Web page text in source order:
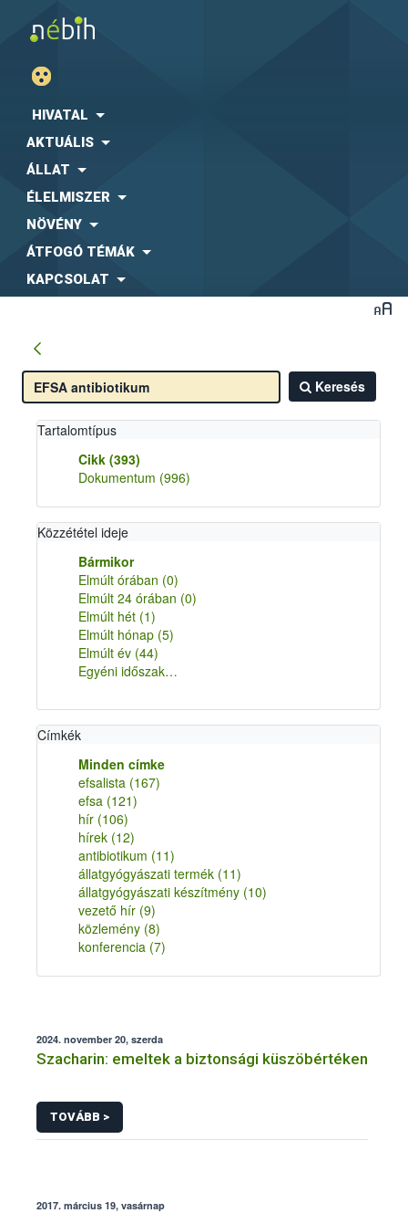
HIVATAL
AKTUÁLIS
ÁLLAT
ÉLELMISZER
NÖVÉNY
ÁTFOGÓ TÉMÁK
KAPCSOLAT
Keresés
Tartalomtípus
Cikk (393)
Dokumentum (996)
Közzététel ideje
Bármikor
Elmúlt órában (0)
Elmúlt 24 órában (0)
Elmúlt hét (1)
Elmúlt hónap (5)
Elmúlt év (44)
Egyéni időszak…
Címkék
Minden címke
efsalista (167)
efsa (121)
hír (106)
hírek (12)
antibiotikum (11)
állatgyógyászati termék (11)
állatgyógyászati készítmény (10)
vezető hír (9)
közlemény (8)
konferencia (7)
2024. november 20, szerda
Szacharin: emeltek a biztonsági küszöbértéken
TOVÁBB >
2017. március 19, vasárnap